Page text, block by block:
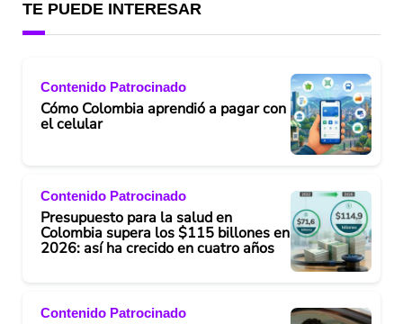
TE PUEDE INTERESAR
Contenido Patrocinado
Cómo Colombia aprendió a pagar con
el celular
Contenido Patrocinado
Presupuesto para la salud en
Colombia supera los $115 billones en
2026: así ha crecido en cuatro años
Contenido Patrocinado